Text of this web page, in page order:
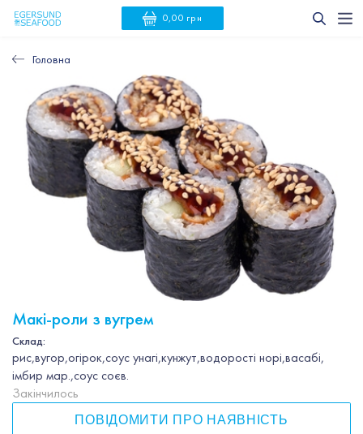
0,00 грн
Головна
Макі-роли з вугрем
Склад:
рис,вугор,огірок,соус унагі,кунжут,водорості норі,васабі,
імбир мар.,соус соєв.
Закінчилось
ПОВІДОМИТИ ПРО НАЯВНІСТЬ